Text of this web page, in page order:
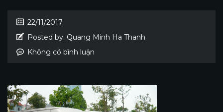
22/11/2017
Posted by: Quang Minh Ha Thanh
Không có bình luận